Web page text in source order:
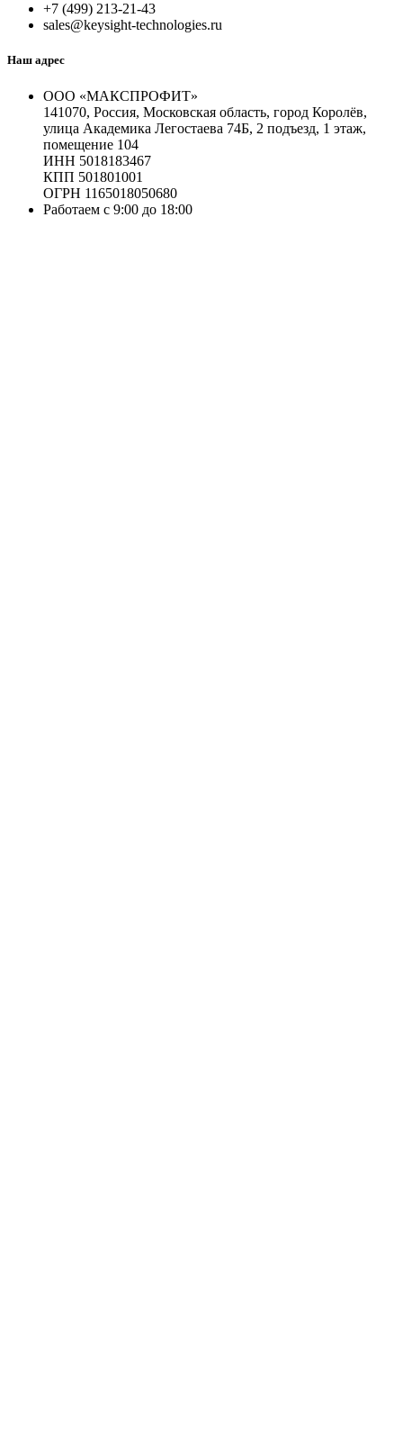
+7 (499) 213-21-43
sales@keysight-technologies.ru
Наш адрес
ООО «МАКСПРОФИТ»
141070, Россия, Московская область, город Королёв,
улица Академика Легостаева 74Б, 2 подъезд, 1 этаж,
помещение 104
ИНН 5018183467
КПП 501801001
ОГРН 1165018050680
Работаем с 9:00 до 18:00